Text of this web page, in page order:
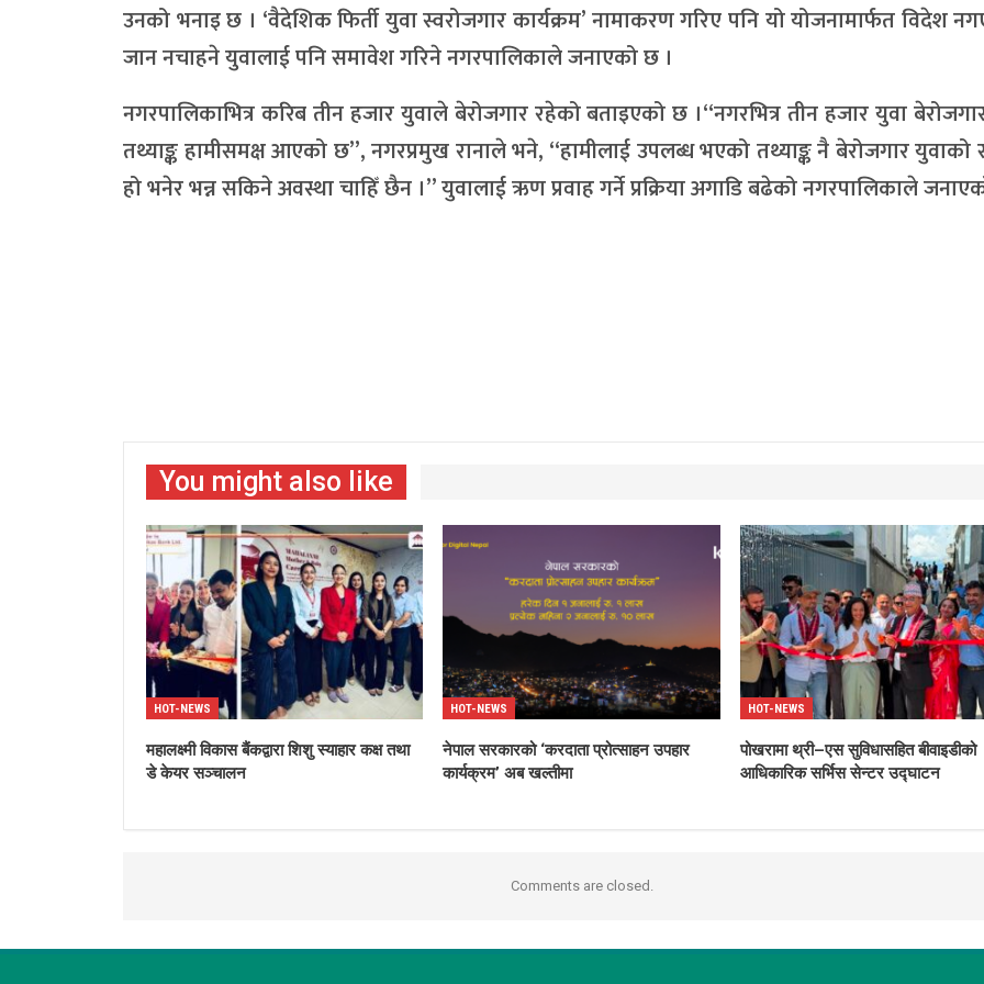
उनको भनाइ छ । ‘वैदेशिक फिर्ती युवा स्वरोजगार कार्यक्रम’ नामाकरण गरिए पनि यो योजनामार्फत विदेश
जान नचाहने युवालाई पनि समावेश गरिने नगरपालिकाले जनाएको छ ।
नगरपालिकाभित्र करिब तीन हजार युवाले बेरोजगार रहेको बताइएको छ ।“नगरभित्र तीन हजार युवा
तथ्याङ्क हामीसमक्ष आएको छ”, नगरप्रमुख रानाले भने, “हामीलाई उपलब्ध भएको तथ्याङ्क नै बेरोजगार
हो भनेर भन्न सकिने अवस्था चाहिँ छैन ।” युवालाई ऋण प्रवाह गर्ने प्रक्रिया अगाडि बढेको नगरपालिकाले
You might also like
HOT-NEWS
महालक्ष्मी विकास बैंकद्वारा शिशु स्याहार कक्ष तथा
डे केयर सञ्चालन
HOT-NEWS
नेपाल सरकारको ‘करदाता प्रोत्साहन उपहार
कार्यक्रम’ अब खल्तीमा
HOT-NEWS
पोखरामा थ्री–एस सुविधासहित बीवाइडीको
आधिकारिक सर्भिस सेन्टर उद्घाटन
Comments are closed.